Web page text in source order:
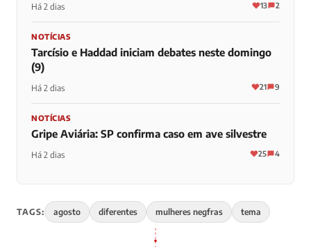
Há 2 dias 13 2
NOTÍCIAS
Tarcísio e Haddad iniciam debates neste domingo
(9)
Há 2 dias 21 9
NOTÍCIAS
Gripe Aviária: SP confirma caso em ave silvestre
Há 2 dias 25 4
TAGS: agosto diferentes mulheres negfras tema